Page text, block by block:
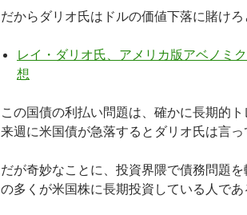
だからダリオ氏はドルの価値下落に賭けろ
レイ・ダリオ氏、アメリカ版アベノミ
想
この国債の利払い問題は、確かに長期的
来週に米国債が急落するとダリオ氏は言っ
だが奇妙なことに、投資界隈で債務問題
の多くが米国株に長期投資している人であ